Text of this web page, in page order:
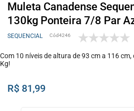
Muleta Canadense
130kg Ponteira 7/8 Par
SEQUENCIAL 4246
Com 10 níveis de altura de 93 cm a 116
Kg!
R$ 81,99